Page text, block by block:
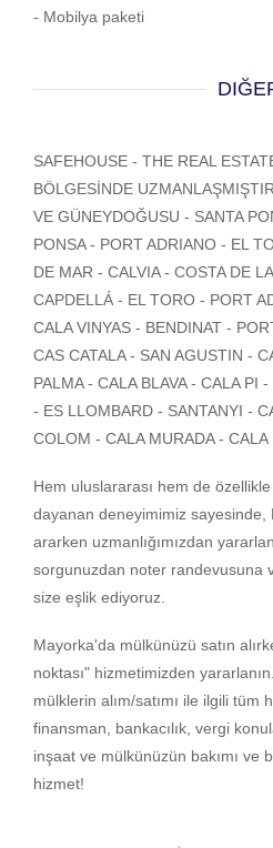
- Mobilya paketi
SAFEHOUSE - THE REAL
BÖLGESİNDE
VE GÜNEYDOĞUSU - SANTA
PONSA - PORT ADRIANO - EL
DE MAR - CALVIA - COSTA DE
CAPDELLÁ - EL TORO - PORT
CALA VINYAS - BENDINAT -
CAS CATALA - SAN AGUSTIN -
PALMA - CALA BLAVA - CALA PI
- ES LLOMBARD - SANTANYI -
COLOM - CALA MURADA - CALA
Hem uluslararası hem de
dayanan deneyimimiz sayesinde,
ararken uzmanlığımızdan
sorgunuzdan noter randevusuna
size eşlik ediyoruz.
Mayorka'da mülkünüzü satın
noktası" hizmetimizden
mülklerin alım/satımı ile ilgili
finansman, bankacılık, vergi
inşaat ve mülkünüzün bakımı ve
hizmet!